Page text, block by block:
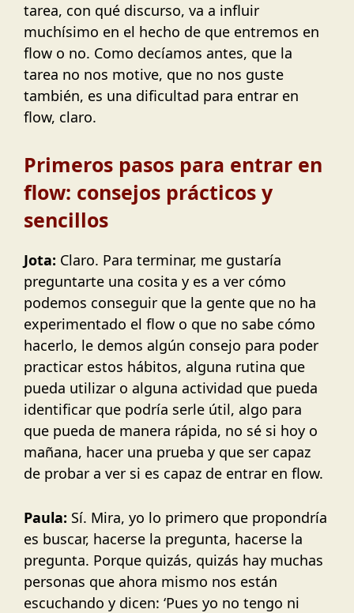
tarea, con qué discurso, va a influir
muchísimo en el hecho de que entremos en
flow o no. Como decíamos antes, que la
tarea no nos motive, que no nos guste
también, es una dificultad para entrar en
flow, claro.
Primeros pasos para entrar en
flow: consejos prácticos y
sencillos
Jota: Claro. Para terminar, me gustaría
preguntarte una cosita y es a ver cómo
podemos conseguir que la gente que no ha
experimentado el flow o que no sabe cómo
hacerlo, le demos algún consejo para poder
practicar estos hábitos, alguna rutina que
pueda utilizar o alguna actividad que pueda
identificar que podría serle útil, algo para
que pueda de manera rápida, no sé si hoy o
mañana, hacer una prueba y que ser capaz
de probar a ver si es capaz de entrar en flow.
Paula: Sí. Mira, yo lo primero que propondría
es buscar, hacerse la pregunta, hacerse la
pregunta. Porque quizás, quizás hay muchas
personas que ahora mismo nos están
escuchando y dicen: ‘Pues yo no tengo ni